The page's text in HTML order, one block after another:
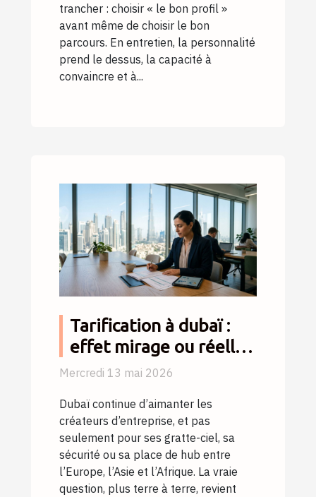
trancher : choisir « le bon profil »
avant même de choisir le bon
parcours. En entretien, la personnalité
prend le dessus, la capacité à
convaincre et à...
Tarification à dubaï :
effet mirage ou réelle
opportunité pour les
d’entreprise ?
Mercredi 13 mai 2026
Dubaï continue d’aimanter les
créateurs d’entreprise, et pas
seulement pour ses gratte-ciel, sa
sécurité ou sa place de hub entre
l’Europe, l’Asie et l’Afrique. La vraie
question, plus terre à terre, revient